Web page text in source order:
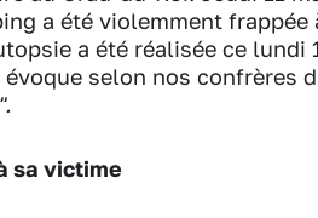
a été violemment frappée
a été réalisée ce
selon nos confrères
sa victime